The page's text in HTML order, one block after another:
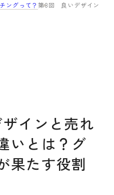
デスク
ングって？第8回 良いデザインと売
インと売れ
いとは？グ
果たす役割